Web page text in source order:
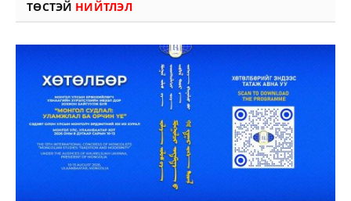
ТӨСТЭЙ НИЙТЛЭЛ